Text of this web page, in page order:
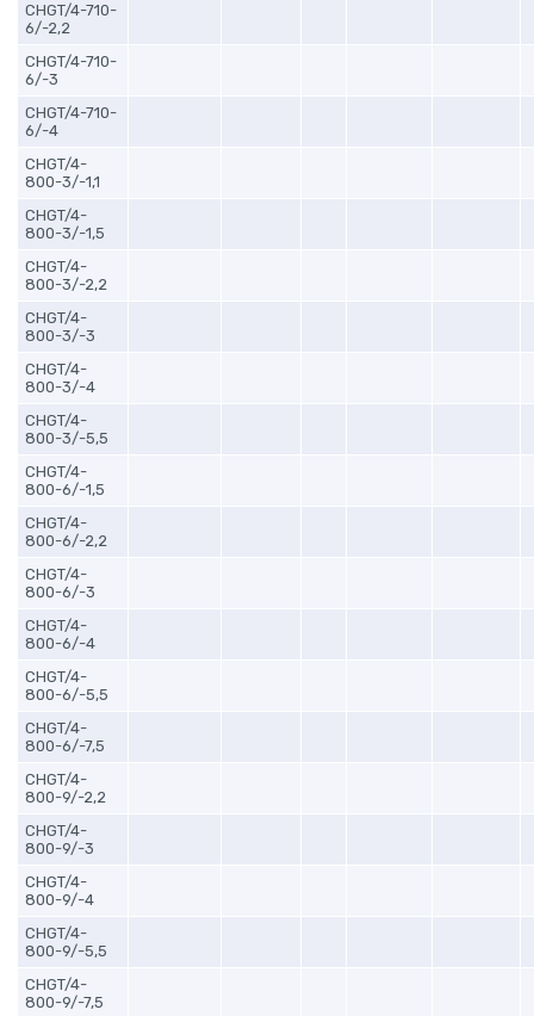
CHGT/4-710-
6/-2,2
CHGT/4-710-
6/-3
CHGT/4-710-
6/-4
CHGT/4-
800-3/-1,1
CHGT/4-
800-3/-1,5
CHGT/4-
800-3/-2,2
CHGT/4-
800-3/-3
CHGT/4-
800-3/-4
CHGT/4-
800-3/-5,5
CHGT/4-
800-6/-1,5
CHGT/4-
800-6/-2,2
CHGT/4-
800-6/-3
CHGT/4-
800-6/-4
CHGT/4-
800-6/-5,5
CHGT/4-
800-6/-7,5
CHGT/4-
800-9/-2,2
CHGT/4-
800-9/-3
CHGT/4-
800-9/-4
CHGT/4-
800-9/-5,5
CHGT/4-
800-9/-7,5